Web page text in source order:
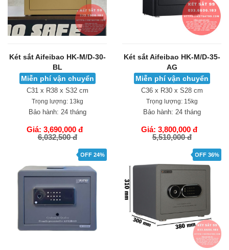
Két sắt Aifeibao HK-M/D-30-
BL
Miễn phí vận chuyển
C31 x R38 x S32 cm
Trọng lượng:13kg
Bảo hành: 24 tháng
Giá: 3,690,000 đ
6,032,500 đ
GIỎ HÀNG
Két sắt Aifeibao HK-M/D-35-
AG
Miễn phí vận chuyển
C36 x R30 x S28 cm
Trọng lượng:15kg
Bảo hành: 24 tháng
Giá: 3,800,000 đ
5,510,000 đ
GIỎ HÀNG
OFF 24% OFF 36%